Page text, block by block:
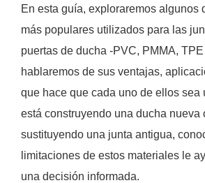
En esta guía, exploraremos algunos
más populares utilizados para las
puertas de ducha -PVC, PMMA,
hablaremos de sus ventajas,
que hace que cada uno de ellos sea
está construyendo una ducha nueva
sustituyendo una junta antigua,
limitaciones de estos materiales le
una decisión informada.